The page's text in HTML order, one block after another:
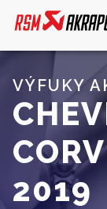
VÝFUKY
2019